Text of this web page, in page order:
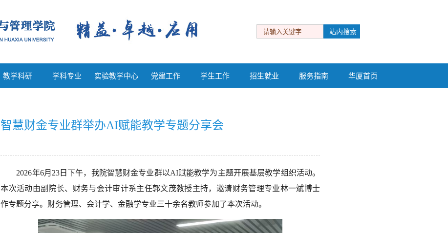
教学科研 学科专业 实验教学中心 党建工作 学生工作 招生就业 服务指南 华厦首页
智慧财金专业群举办AI赋能教学专题分享会
2026年6月23日下午，我院智慧财金专业群以AI赋能教学为主题开展基层教学组织活动。
本次活动由副院长、财务与会计审计系主任郭文茂教授主持，邀请财务管理专业林一斌博士
作专题分享。财务管理、会计学、金融学专业三十余名教师参加了本次活动。